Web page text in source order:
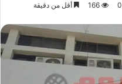
0
166 أقل من دقيقة